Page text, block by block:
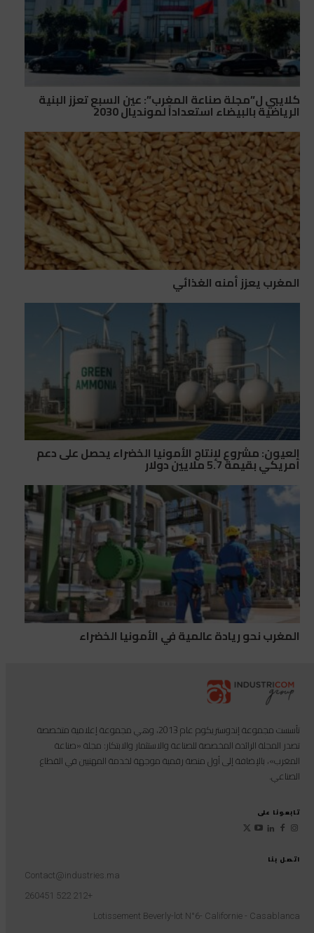
كلايبي ل”مجلة صناعة المغرب”: عين السبع تعزز البنية
الرياضية بالبيضاء استعداداً لمونديال 2030
المغرب يعزز أمنه الغذائي
العيون: مشروع لإنتاج الأمونيا الخضراء يحصل على دعم
أمريكي بقيمة 5.7 ملايين دولار
المغرب نحو ريادة عالمية في الأمونيا الخضراء
اتصل بنا
Contact@industries.ma
+212 522 260451
Lotissement Beverly-lot N°6- Californie - Casablanca
تأسست مجموعة إندوستريكوم عام 2013، وهي مجموعة إعلامية متخصصة
تصدر المجلة الرائدة المخصصة للصناعة والاستثمار والابتكار: مجلة «صناعة
المغرب»، بالإضافة إلى أول منصة رقمية موجهة لخدمة المهنيين في القطاع
الصناعي.
تابعونا على